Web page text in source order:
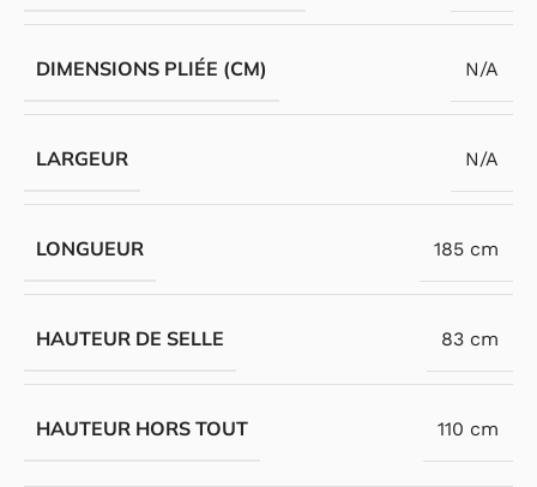
DIMENSIONS PLIÉE (CM) N/A
LARGEUR N/A
LONGUEUR 185 cm
HAUTEUR DE SELLE 83 cm
HAUTEUR HORS TOUT 110 cm